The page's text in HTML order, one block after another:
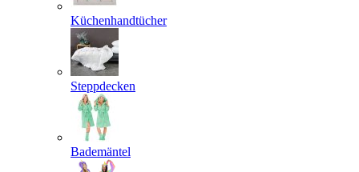
Küchenhandtücher
Steppdecken
Bademäntel